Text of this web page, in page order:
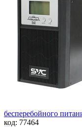
бесперебойного
код: 77464